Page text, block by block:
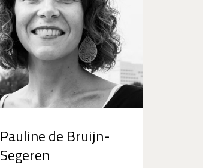
Pauline de Bruijn-
Segeren